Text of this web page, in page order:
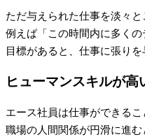
ただ与えられた仕事を淡々
例えば「この時間内に多く
目標があると、仕事に張り
ヒューマンスキルが高
エース社員は仕事ができる
職場の人間関係が円滑に進